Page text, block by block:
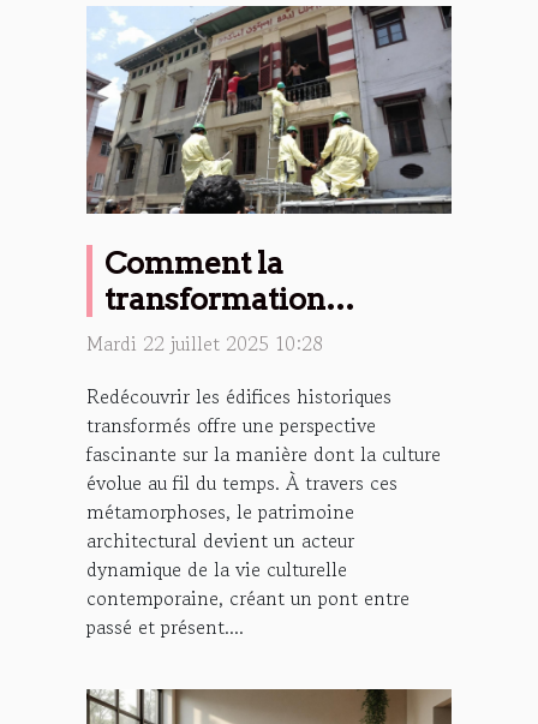
Comment la
transformation
d'édifices historiques
?
Mardi 22 juillet 2025 10:28
Redécouvrir les édifices historiques
transformés offre une perspective
fascinante sur la manière dont la culture
évolue au fil du temps. À travers ces
métamorphoses, le patrimoine
architectural devient un acteur
dynamique de la vie culturelle
contemporaine, créant un pont entre
passé et présent....